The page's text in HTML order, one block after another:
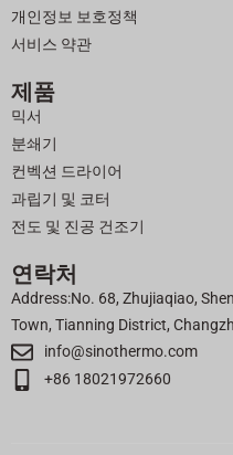
개인정보 보호정책
서비스 약관
제품
믹서
분쇄기
컨벡션 드라이어
과립기 및 코터
전도 및 진공 건조기
연락처
Address:No. 68, Zhujiaqiao,
Town, Tianning District,
info@sinothermo.com
+86 18021972660